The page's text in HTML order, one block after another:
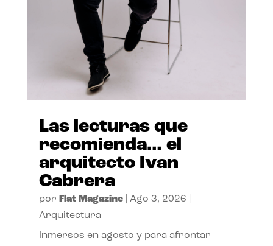
Las lecturas que
recomienda… el
arquitecto Ivan
Cabrera
por Flat Magazine| Ago 3, 2026
Arquitectura
Inmersos en agosto y para afrontar